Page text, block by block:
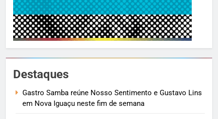
Destaques
Gastro Samba reúne Nosso Sentimento e Gustavo Lins
em Nova Iguaçu neste fim de semana